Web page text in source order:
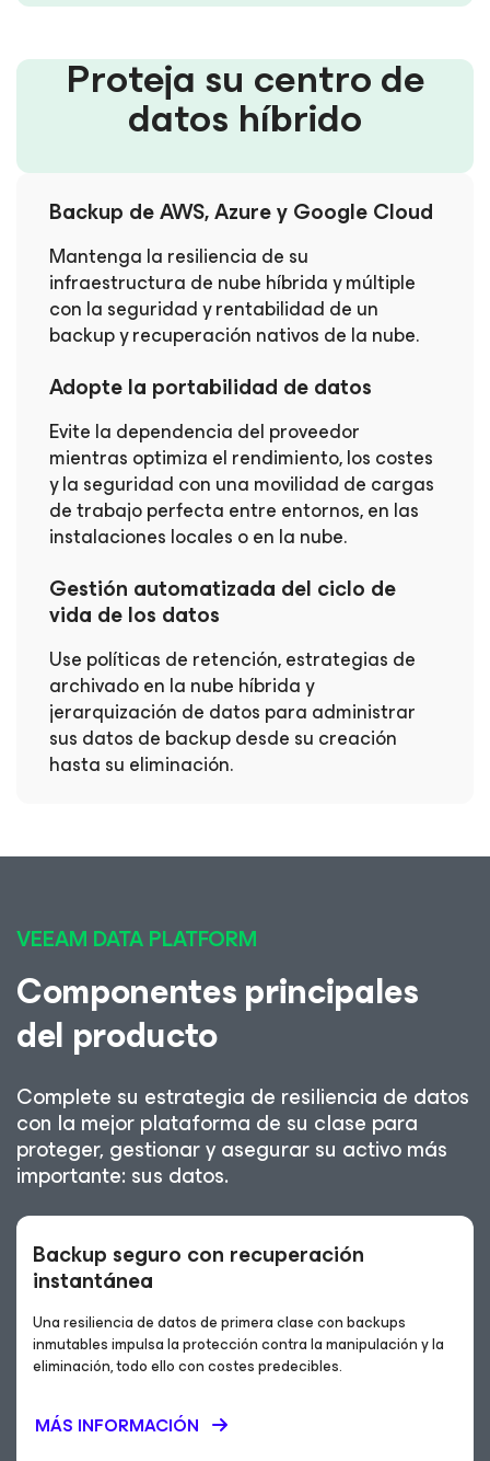
Proteja su centro de
datos híbrido
Backup de AWS, Azure y Google Cloud
Mantenga la resiliencia de su
infraestructura de nube híbrida y múltiple
con la seguridad y rentabilidad de un
backup y recuperación nativos de la nube.
Adopte la portabilidad de datos
Evite la dependencia del proveedor
mientras optimiza el rendimiento, los costes
y la seguridad con una movilidad de cargas
de trabajo perfecta entre entornos, en las
instalaciones locales o en la nube.
Gestión automatizada del ciclo de
vida de los datos
Use políticas de retención, estrategias de
archivado en la nube híbrida y
jerarquización de datos para administrar
sus datos de backup desde su creación
hasta su eliminación.
VEEAM DATA PLATFORM
Componentes principales
del producto
Complete su estrategia de resiliencia de datos
con la mejor plataforma de su clase para
proteger, gestionar y asegurar su activo más
importante: sus datos.
Backup seguro con recuperación
instantánea
Una resiliencia de datos de primera clase con backups
inmutables impulsa la protección contra la manipulación y la
eliminación, todo ello con costes predecibles.
MÁS INFORMACIÓN